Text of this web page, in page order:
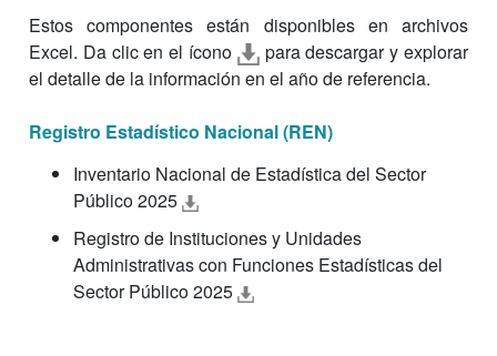
Estos componentes están disponibles en archivos
Excel. Da clic en el ícono
para descargar y explorar
el detalle de la información en el año de referencia.
Registro Estadístico Nacional (REN)
Inventario Nacional de Estadística del Sector
Público 2025
Registro de Instituciones y Unidades
Administrativas con Funciones Estadísticas del
Sector Público 2025